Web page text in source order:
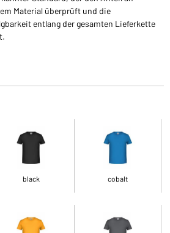
Material überprüft und die
entlang der gesamten Lieferkette
black cobalt